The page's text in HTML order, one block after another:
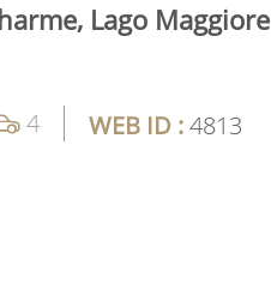
Lago Maggiore
4 WEB ID :4813